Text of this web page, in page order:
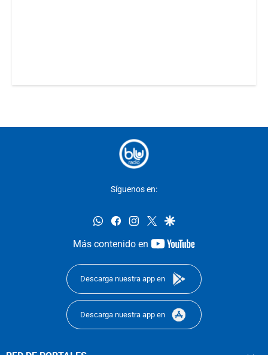
Síguenos en:
whatsappfacebookinstagram
twittergoogle
Más contenido en
youtube-
Descarga nuestra app en
Descarga nuestra app en